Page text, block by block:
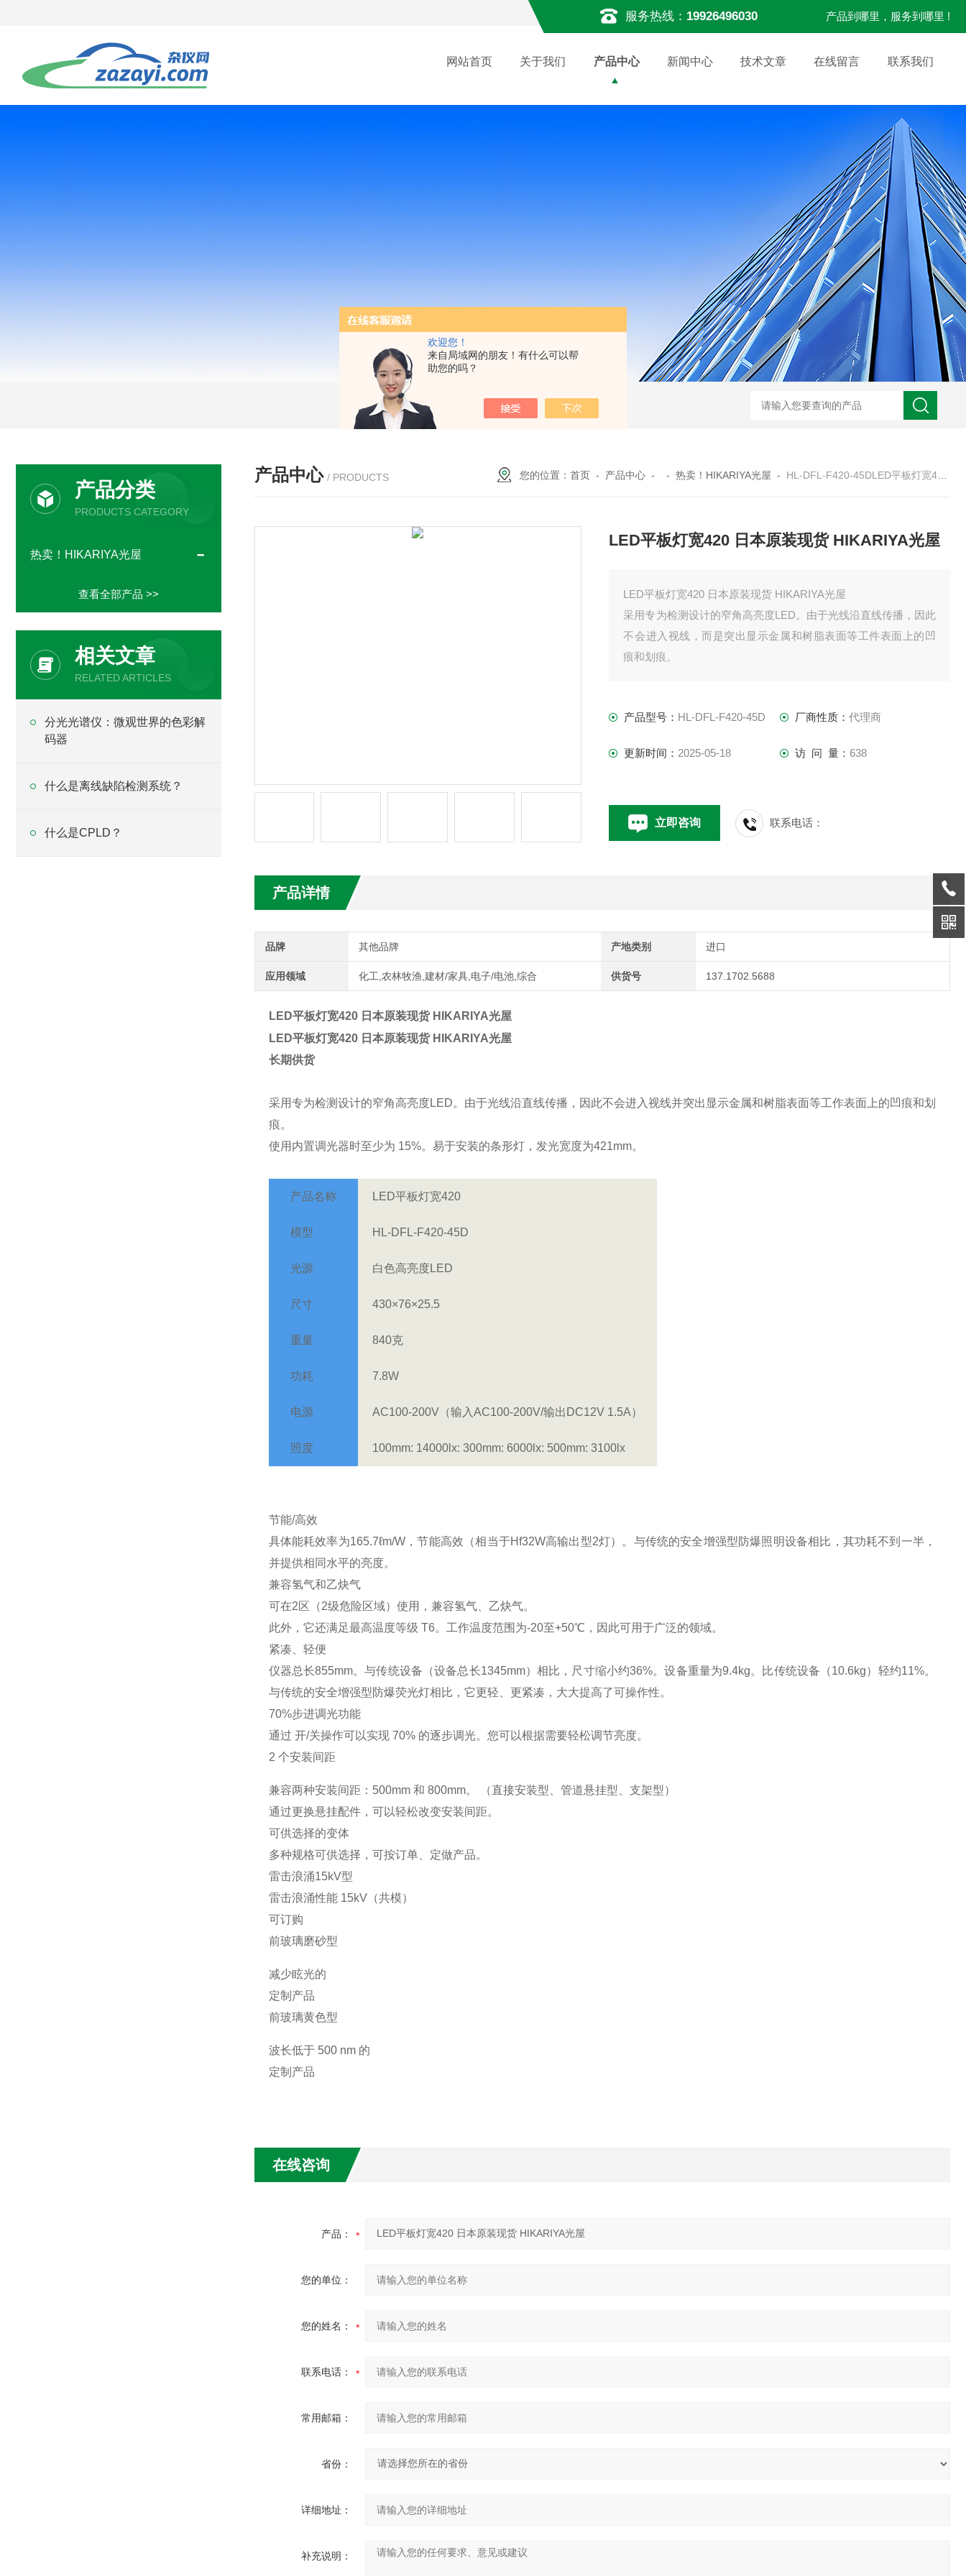
欢迎您！
来自局域网的朋友！有什么可以帮
助您的吗？
服务热线： 19926496030 产品到哪里，服务到哪里 !
网站首页 关于我们 产品中心 新闻中心 技术文章 在线留言 联系我们
产品中心 / PRODUCTS 您的位置：首页 - 产品中心 - -热卖！HIKARIYA光屋 - HL-DFL-F420-45DLED平板灯宽420 日本原装现货 HIKARIYA光屋
LED平板灯宽420 日本原装现货 HIKARIYA光屋
LED平板灯宽420 日本原装现货 HIKARIYA光屋
采用专为检测设计的窄角高亮度LED。由于光线沿直线传播，因此
不会进入视线，而是突出显示金属和树脂表面等工件表面上的凹
痕和划痕。
产品型号： HL-DFL-F420-45D 厂商性质： 代理商
更新时间： 2025-05-18 访 问 量： 638
立即咨询 联系电话：
产品详情
品牌 其他品牌 产地类别 进口
应用领域 化工,农林牧渔,建材/家具,电子/电池,综合 供货号 137.1702.5688
LED平板灯宽420 日本原装现货 HIKARIYA光屋
LED平板灯宽420 日本原装现货 HIKARIYA光屋
长期供货
采用专为检测设计的窄角高亮度LED。由于光线沿直线传播，因此不会进入视线并突出显示金属和树脂表面等工作表面上的凹痕和划
痕。
使用内置调光器时至少为 15%。易于安装的条形灯，发光宽度为421mm。
产品名称 LED平板灯宽420
模型 HL-DFL-F420-45D
光源 白色高亮度LED
尺寸 430×76×25.5
重量 840克
功耗 7.8W
电源 AC100-200V（输入AC100-200V/输出DC12V 1.5A）
照度 100mm: 14000lx: 300mm: 6000lx: 500mm: 3100lx
节能/高效
具体能耗效率为165.7ℓm/W，节能高效（相当于Hf32W高输出型2灯）。与传统的安全增强型防爆照明设备相比，其功耗不到一半，
并提供相同水平的亮度。
兼容氢气和乙炔气
可在2区（2级危险区域）使用，兼容氢气、乙炔气。
此外，它还满足最高温度等级 T6。工作温度范围为-20至+50℃，因此可用于广泛的领域。
紧凑、轻便
仪器总长855mm。与传统设备（设备总长1345mm）相比，尺寸缩小约36%。设备重量为9.4kg。比传统设备（10.6kg）轻约11%。
与传统的安全增强型防爆荧光灯相比，它更轻、更紧凑，大大提高了可操作性。
70%步进调光功能
通过 开/关操作可以实现 70% 的逐步调光。您可以根据需要轻松调节亮度。
2 个安装间距
兼容两种安装间距：500mm 和 800mm。 （直接安装型、管道悬挂型、支架型）
通过更换悬挂配件，可以轻松改变安装间距。
可供选择的变体
多种规格可供选择，可按订单、定做产品。
雷击浪涌15kV型
雷击浪涌性能 15kV（共模）
可订购
前玻璃磨砂型
减少眩光的
定制产品
前玻璃黄色型
波长低于 500 nm 的
定制产品
在线咨询
产品：
您的单位：
您的姓名：
联系电话：
常用邮箱：
省份：
详细地址：
补充说明：
产品分类
PRODUCTS CATEGORY
热卖！HIKARIYA光屋
查看全部产品 >>
相关文章
RELATED ARTICLES
分光光谱仪：微观世界的色彩解
码器
什么是离线缺陷检测系统？
什么是CPLD？